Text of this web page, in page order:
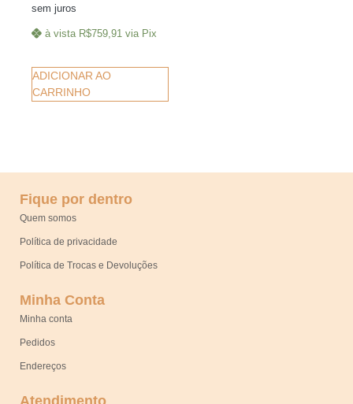
sem juros
à vista R$759,91 via Pix
ADICIONAR AO
CARRINHO
Fique por dentro
Quem somos
Política de privacidade
Política de Trocas e Devoluções
Minha Conta
Minha conta
Pedidos
Endereços